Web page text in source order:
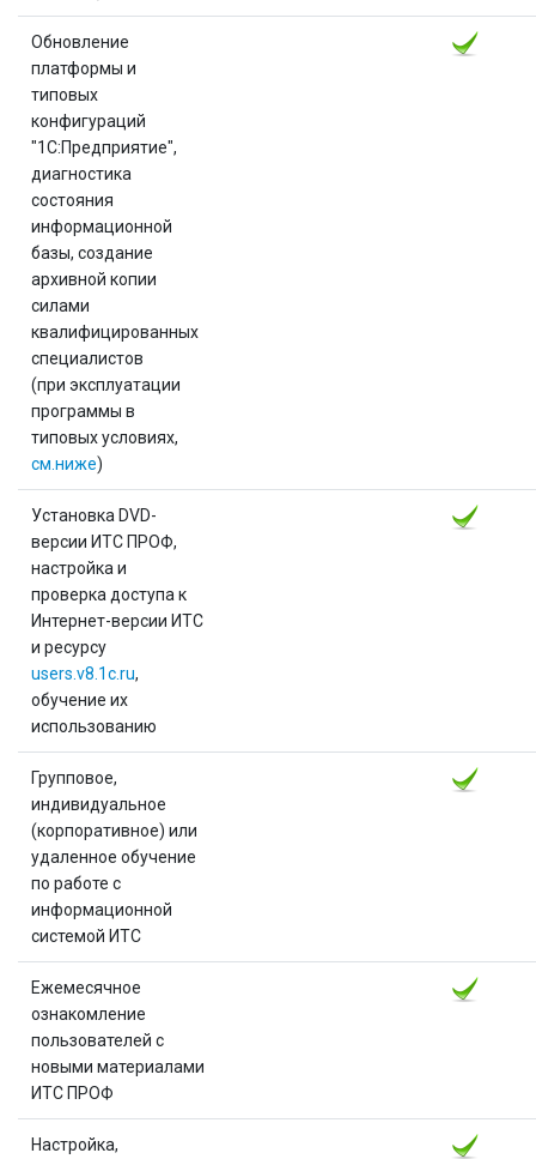
Обновление
платформы и
типовых
конфигураций
"1С:Предприятие",
диагностика
состояния
информационной
базы, создание
архивной копии
силами
квалифицированных
специалистов
(при эксплуатации
программы в
типовых условиях,
см.ниже)
Установка DVD-
версии ИТС ПРОФ,
настройка и
проверка доступа к
Интернет-версии ИТС
и ресурсу
users.v8.1c.ru,
обучение их
использованию
Групповое,
индивидуальное
(корпоративное) или
удаленное обучение
по работе с
информационной
системой ИТС
Ежемесячное
ознакомление
пользователей с
новыми материалами
ИТС ПРОФ
Настройка,